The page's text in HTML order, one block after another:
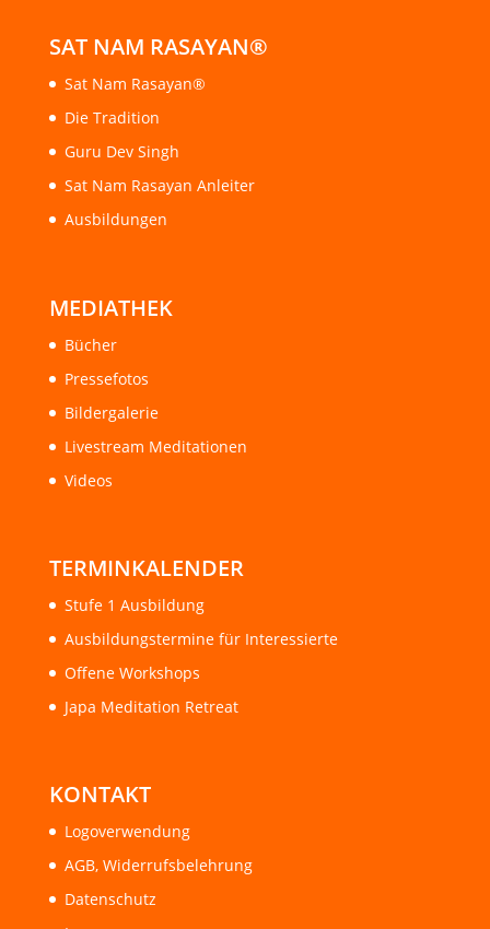
SAT NAM RASAYAN®
Sat Nam Rasayan®
Die Tradition
Guru Dev Singh
Sat Nam Rasayan Anleiter
Ausbildungen
MEDIATHEK
Bücher
Pressefotos
Bildergalerie
Livestream Meditationen
Videos
TERMINKALENDER
Stufe 1 Ausbildung
Ausbildungstermine für Interessierte
Offene Workshops
Japa Meditation Retreat
KONTAKT
Logoverwendung
AGB, Widerrufsbelehrung
Datenschutz